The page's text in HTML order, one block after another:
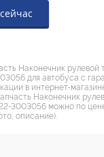
Наконечник рулевой
для автобуса с
в интернет-
Наконечник
3003056 можно по
описание).